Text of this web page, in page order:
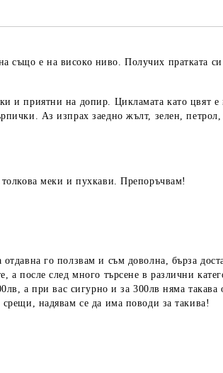
също е на високо ниво. Получих пратката
и приятни на допир. Цикламата като цвят
Аз изпрах заедно жълт, зелен,
меки и пухкави. Препоръчвам!
го ползвам и съм доволна, бърза
а после след много търсене в различни
а при вас сигурно и за 300лв няма
надявам се да има поводи за такива!